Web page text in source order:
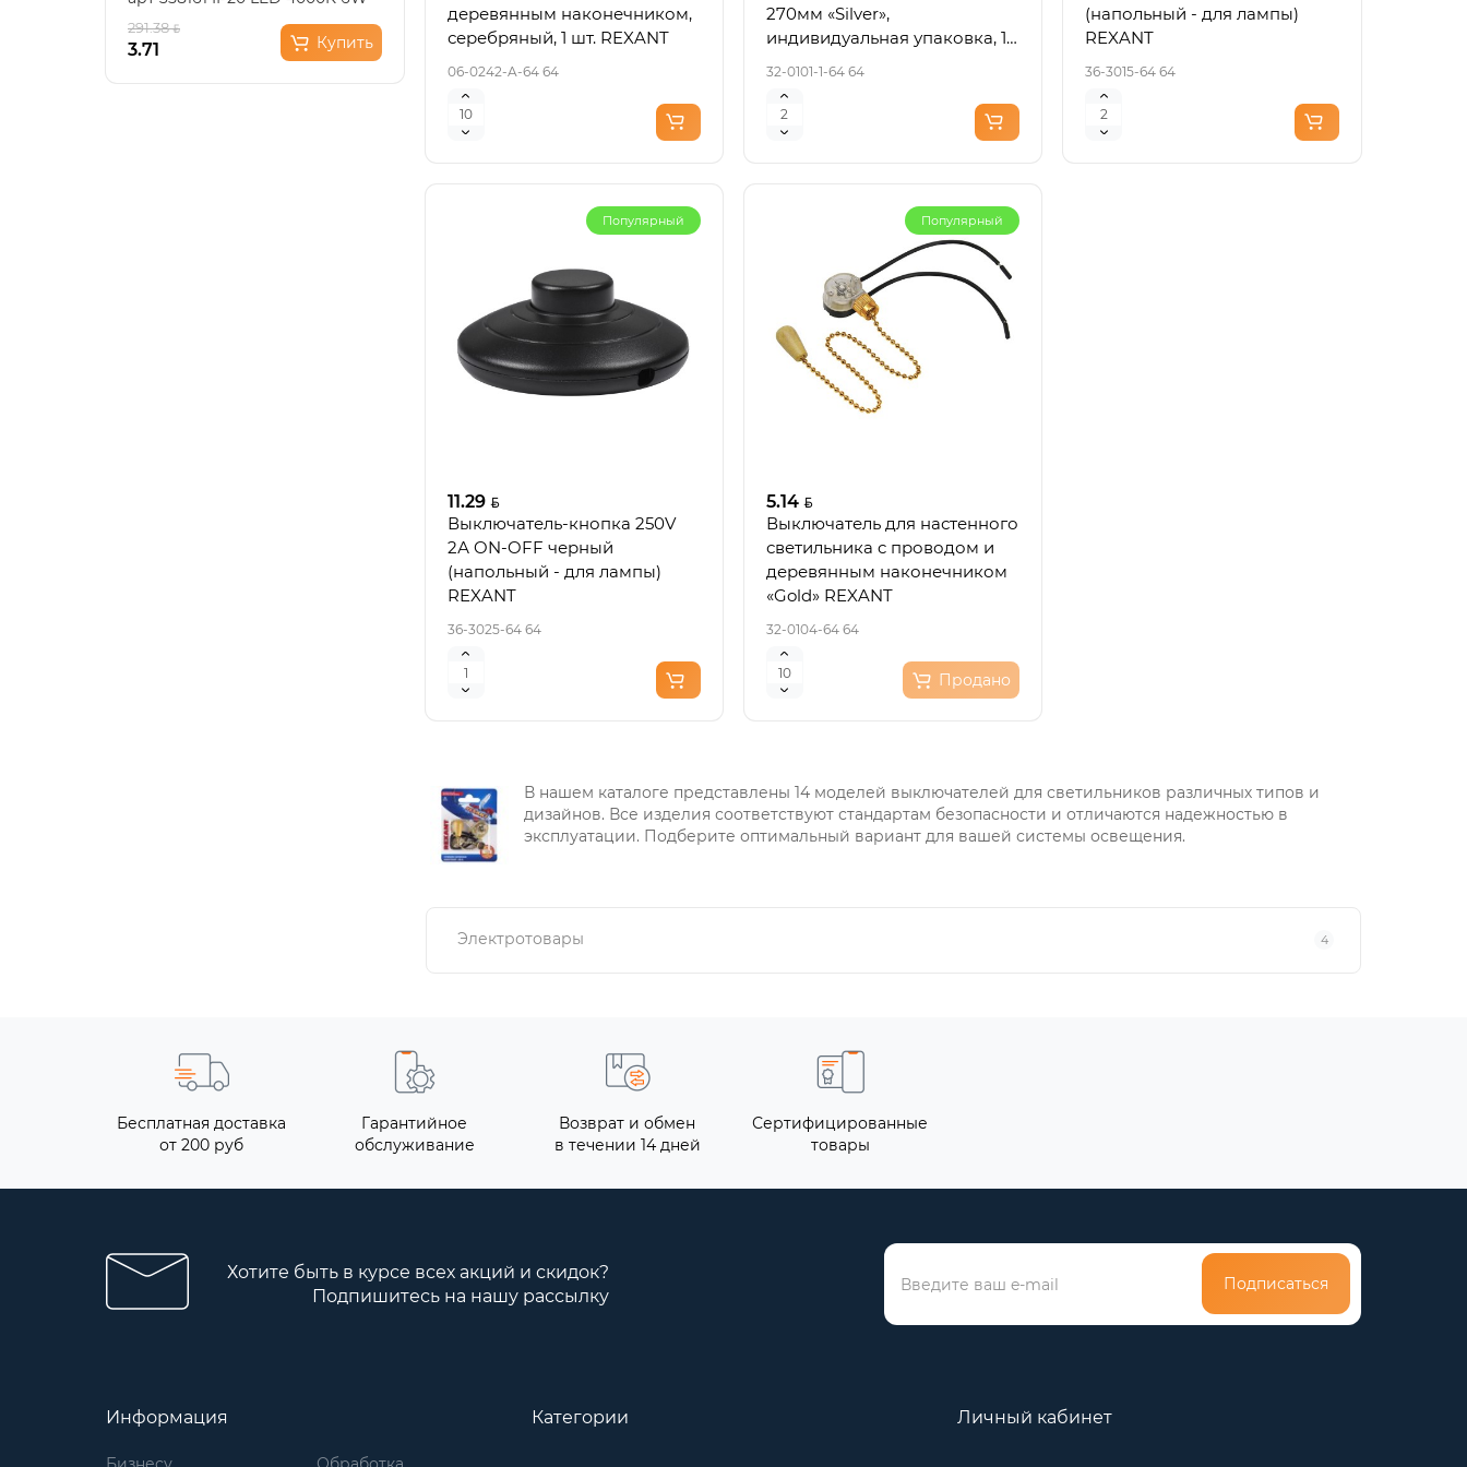
220-240V ITER..
291.38
3.71 Купить
металлического сетчат..
146.63
73.31 Купить
Светильники выполнены в..
353.25 Купить
деревянным наконечником,
серебряный, 1 шт. REXANT
06-0242-A-64 64
270мм «Silver»,
индивидуальная упаковка, 1
шт. REXANT
32-0101-1-64 64
(напольный - для лампы)
REXANT
36-3015-64 64
Популярный
11.29
Выключатель-кнопка 250V
2А ON-OFF черный
(напольный - для лампы)
REXANT
36-3025-64 64
Популярный
5.14
Выключатель для настенного
светильника c проводом и
деревянным наконечником
«Gold» REXANT
32-0104-64 64
Продано
В нашем каталоге представлены 14 моделей выключателей для светильников различных типов и
дизайнов. Все изделия соответствуют стандартам безопасности и отличаются надежностью в
эксплуатации. Подберите оптимальный вариант для вашей системы освещения.
Электротовары 4
Бесплатная доставка
от 200 руб
Гарантийное
обслуживание
Возврат и обмен
в течении 14 дней
Сертифицированные
товары
Хотите быть в курсе всех акций и скидок?
Подпишитесь на нашу рассылку
Подписаться
Информация Категории Личный кабинет